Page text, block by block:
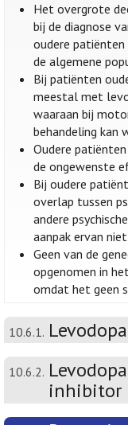
Het overgrote
bij de diagnose
oudere
de algemene
Bij patiënten
meestal met
waaraan bij
behandeling kan
Oudere
de ongewenste
Bij oudere
overlap tussen
andere
aanpak ervan
Geen van de
opgenomen in
omdat het geen
10.6.1. Levodopa
10.6.2.
inhibitor